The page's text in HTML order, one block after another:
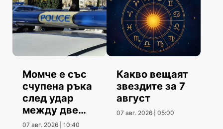
Момче е със
счупена ръка
след удар
между две
коли
07 авг. 2026 | 10:40
Какво вещаят
звездите за 7
август
07 авг. 2026 | 05:00